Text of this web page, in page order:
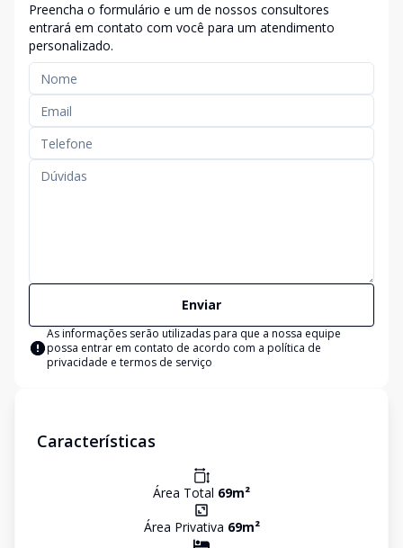
Preencha o formulário e um de nossos consultores
entrará em contato com você para um atendimento
personalizado.
Enviar
As informações serão utilizadas para que a nossa equipe
possa entrar em contato de acordo com a política de
privacidade e termos de serviço
Características
Área Total 69m²
Área Privativa 69m²